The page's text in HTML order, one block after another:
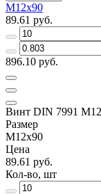
M12х90
89.61 руб.
896.10 руб.
Винт DIN 7991
Размер
M12х90
Цена
89.61 руб.
Кол-во, шт